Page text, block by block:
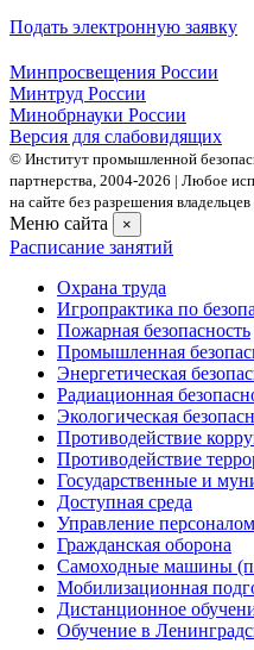
Подать электронную заявку
Минпросвещения России
Минтруд России
Минобрнауки России
Версия для слабовидящих
© Институт промышленной
партнерства, 2004- 2026 | Любое
на сайте без разрешения
Меню сайта ×
Расписание занятий
Охрана труда
Игропрактика по
Пожарная безопасность
Промышленная
Энергетическая
Радиационная
Экологическая
Противодействие
Противодействие
Государственные и
Доступная среда
Управление персоналом
Гражданская оборона
Самоходные машины
Мобилизационная
Дистанционное
Обучение в